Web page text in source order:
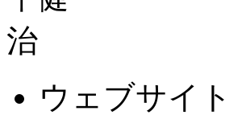
ウェブサイト